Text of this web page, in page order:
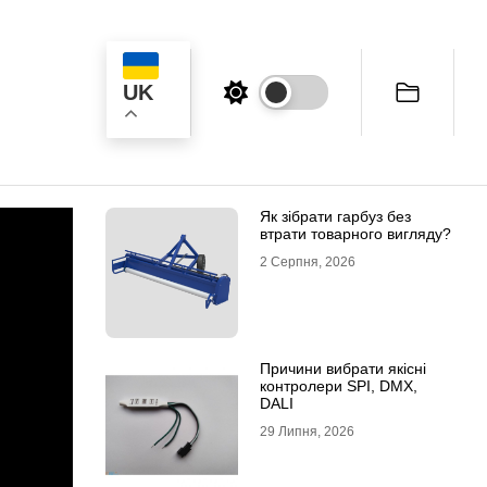
UK
Як зібрати гарбуз без
втрати товарного вигляду?
2 Серпня, 2026
Причини вибрати якісні
контролери SPI, DMX,
DALI
29 Липня, 2026